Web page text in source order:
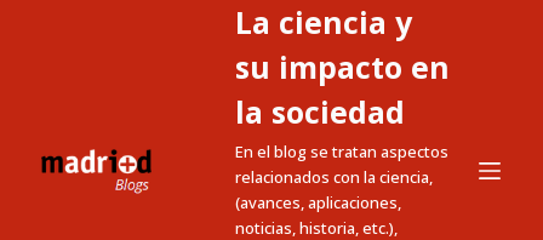
La ciencia y
su impacto en
la sociedad
En el blog se tratan aspectos
relacionados con la ciencia,
(avances, aplicaciones,
noticias, historia, etc.),